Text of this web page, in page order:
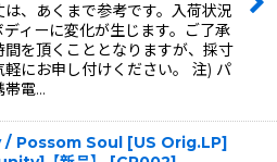
、あくまで参考です。入荷状況
ディーに変化が生じます。ご了承
間を頂くこととなりますが、採寸
軽にお申し付けください。 注) パ
帯電…
Possom Soul [US Orig.LP]